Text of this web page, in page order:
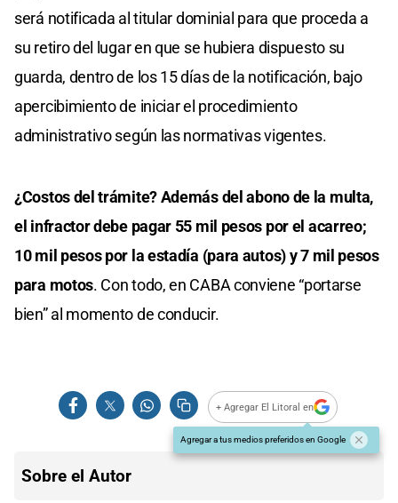
será notificada al titular dominial para que proceda a
su retiro del lugar en que se hubiera dispuesto su
guarda, dentro de los 15 días de la notificación, bajo
apercibimiento de iniciar el procedimiento
administrativo según las normativas vigentes.
¿Costos del trámite? Además del abono de la multa,
el infractor debe pagar 55 mil pesos por el acarreo;
10 mil pesos por la estadía (para autos) y 7 mil pesos
para motos. Con todo, en CABA conviene “portarse
bien” al momento de conducir.
+ Agregar El Litoral en
Agregar a tus medios preferidos en Google
Sobre el Autor